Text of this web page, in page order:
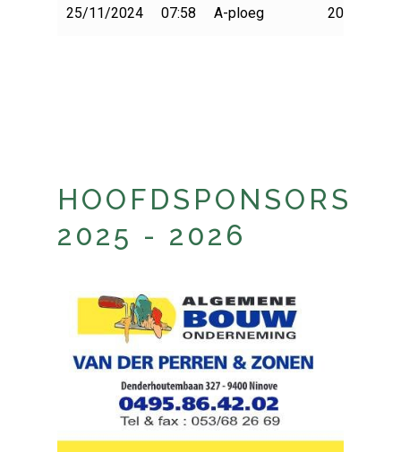
25/11/2024 07:58 A-ploeg 2024-2025
HOOFDSPONSORS
2025 - 2026